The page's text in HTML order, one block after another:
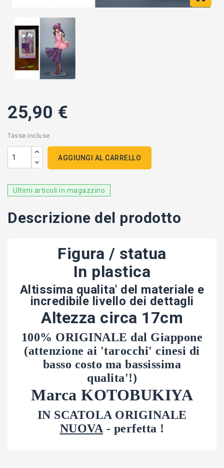
25,90 €
Tasse incluse
AGGIUNGI AL CARRELLO
Ultimi articoli in magazzino
Descrizione del prodotto
Figura / statua
In plastica
Altissima qualita' del materiale e
incredibile livello dei dettagli
Altezza circa 17cm
100% ORIGINALE dal Giappone
(attenzione ai 'tarocchi' cinesi di
basso costo ma bassissima
qualita'!)
Marca KOTOBUKIYA
IN SCATOLA ORIGINALE
NUOVA - perfetta !